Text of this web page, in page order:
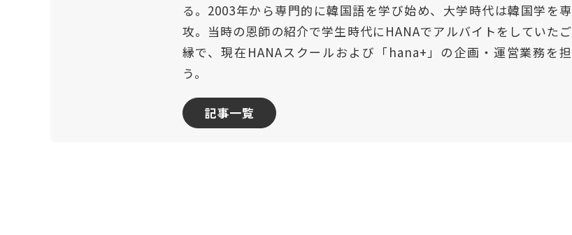
る。2003年から専門的に韓国語を学び始め、大学時代は韓国学を専
攻。当時の恩師の紹介で学生時代にHANAでアルバイトをしていたご
縁で、現在HANAスクールおよび「hana+」の企画・運営業務を担
う。
記事一覧